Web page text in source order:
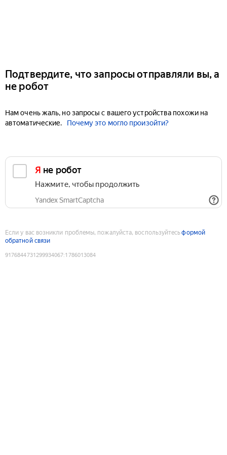
Подтвердите, что запросы отправляли вы, а
не робот
Нам очень жаль, но запросы с вашего устройства похожи на
автоматические.
Почему это могло произойти?
Я не робот
Нажмите, чтобы продолжить
Yandex SmartCaptcha
Если у вас возникли проблемы, пожалуйста, воспользуйтесьформой
обратной связи
9176844731299934067:1786013084